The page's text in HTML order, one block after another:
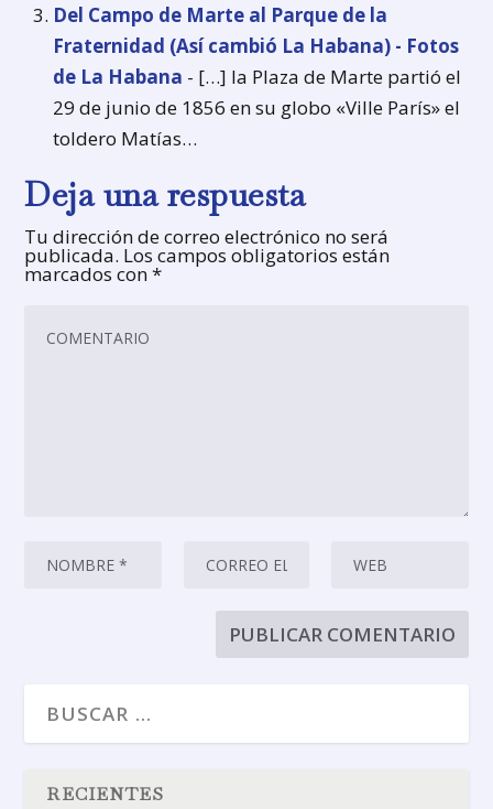
Del Campo de Marte al Parque de la
Fraternidad (Así cambió La Habana) - Fotos
de La Habana - […] la Plaza de Marte partió el
29 de junio de 1856 en su globo «Ville París» el
toldero Matías…
Deja una respuesta
Tu dirección de correo electrónico no será
publicada. Los campos obligatorios están
marcados con*
RECIENTES